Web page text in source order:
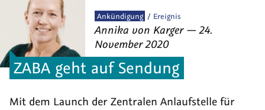
ZABA geht auf Sendung
Mit dem Launch der Zentralen Anlaufstelle für
Veröffentlicht
als
Ankündigung Ereignis
von
Annika von Karger—am
24.
November 2020